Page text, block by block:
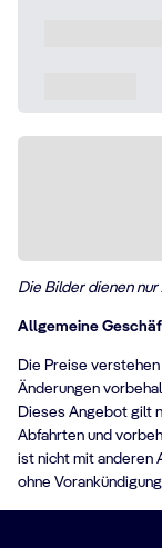
Die Bilder dienen
Allgemeine
Die Preise
Änderungen
Dieses Angebot gilt
Abfahrten und
ist nicht mit anderen
ohne